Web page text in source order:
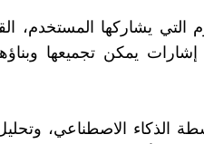
التي يشاركها المستخدم،
يمكن تجميعها
الذكاء الاصطناعي،